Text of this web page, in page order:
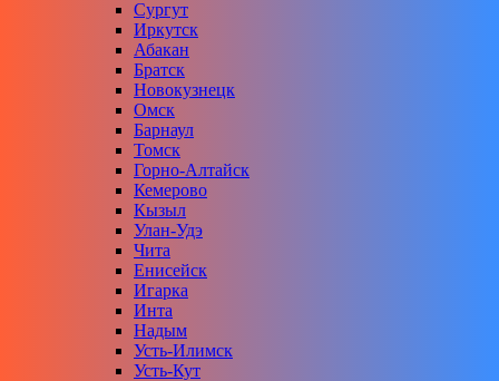
Сургут
Иркутск
Абакан
Братск
Новокузнецк
Омск
Барнаул
Томск
Горно-Алтайск
Кемерово
Кызыл
Улан-Удэ
Чита
Енисейск
Игарка
Инта
Надым
Усть-Илимск
Усть-Кут